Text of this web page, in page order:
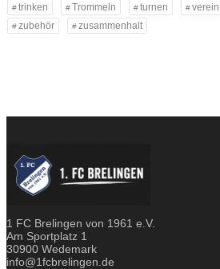
trinken
Trommeln turnen verein
zubehör
zusammenhalt
1 FC Brelingen von 1961 e.V.
Am Sportplatz 1
30900 Wedemark
info@1fcbrelingen.de